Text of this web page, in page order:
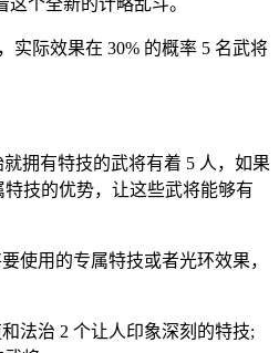
实际效果在 30% 的概率 5 名武将
拥有特技的武将有着 5 人，如果
技的优势，让这些武将能够有
使用的专属特技或者光环效果，
法治 2 个让人印象深刻的特技;